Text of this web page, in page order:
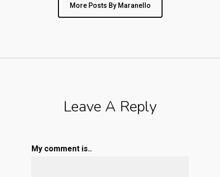
More Posts By Maranello
Leave A Reply
My comment is..